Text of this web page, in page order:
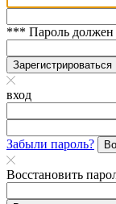
*** Пароль должен
Зарегистрироваться
вход
Забыли пароль?
Восстановить